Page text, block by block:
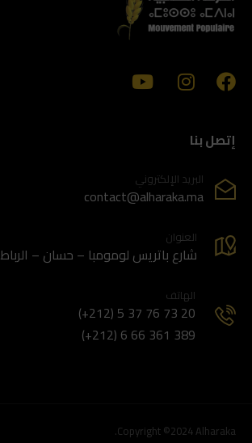
إتصل بنا
البريد الإلكتروني
contact@alharaka.ma
العنوان
66، شارع باتريس لومومبا – حسان – الرباط
الهاتف
(+212) 5 37 76 73 20
(+212) 6 66 361 389
Copyright ©2024 Alharaka.